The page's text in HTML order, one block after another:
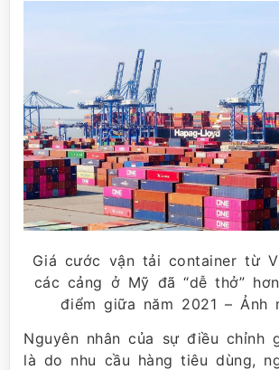
Giá cước vận tải container từ
các cảng ở Mỹ đã “dễ thở”
điểm giữa năm 2021 – Ảnh
Nguyên nhân của sự điều chỉnh
là do nhu cầu hàng tiêu dùng,